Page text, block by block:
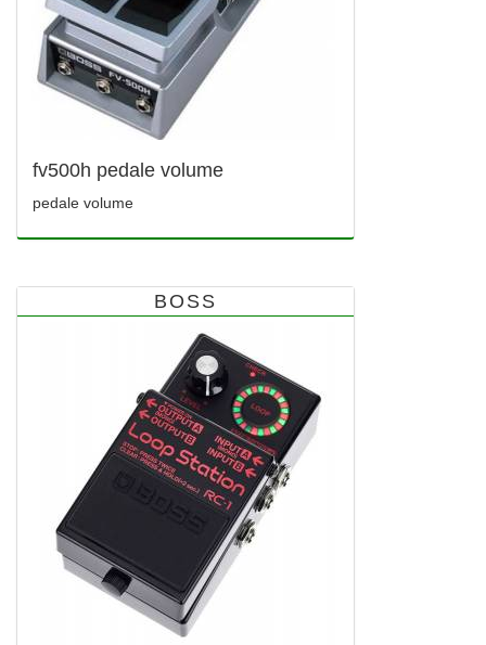
fv500h pedale volume
pedale volume
BOSS